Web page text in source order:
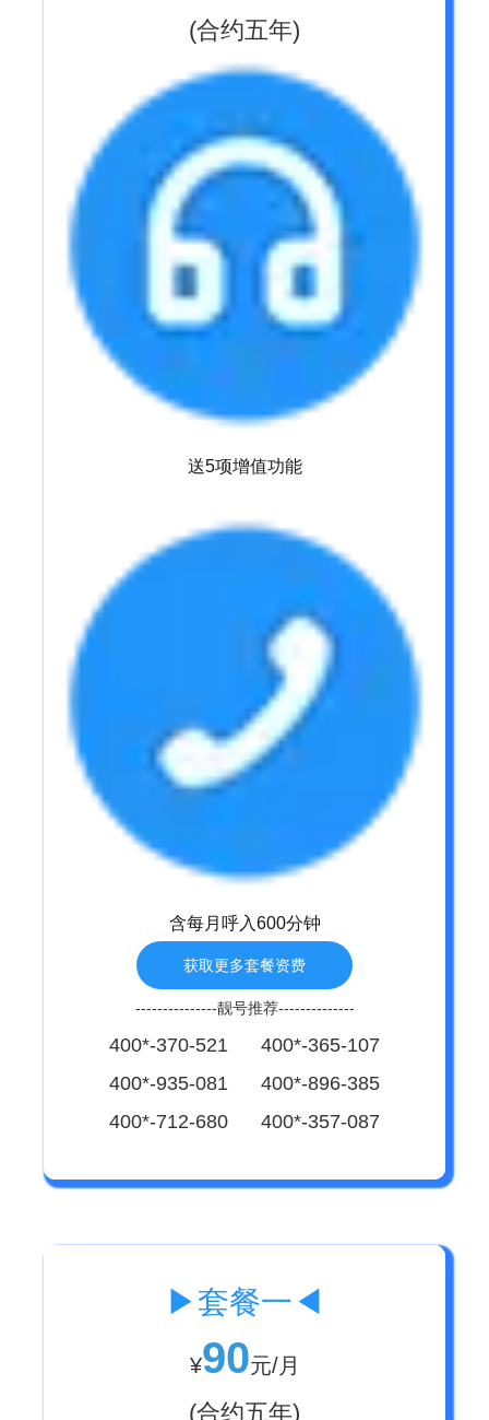
(合约五年)
送5项增值功能
含每月呼入600分钟
获取更多套餐资费
---------------靓号推荐--------------
400*-370-521 400*-365-107
400*-935-081 400*-896-385
400*-712-680 400*-357-087
▶套餐一◀
¥90元/月
(合约五年)